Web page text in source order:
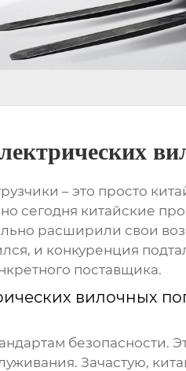
– это просто
сегодня китайские
расширили свои
и конкуренция
поставщика.
вилочных
безопасности.
Зачастую,